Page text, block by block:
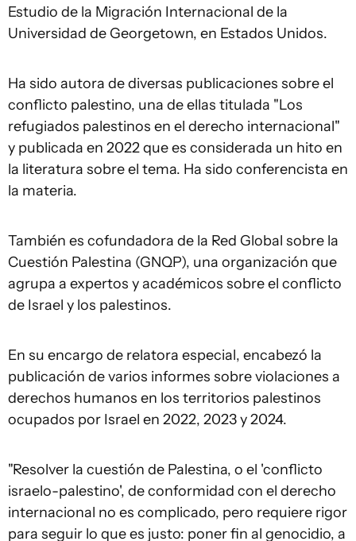
Estudio de la Migración Internacional de la
Universidad de Georgetown, en Estados Unidos.
Ha sido autora de diversas publicaciones sobre el
conflicto palestino, una de ellas titulada "Los
refugiados palestinos en el derecho internacional"
y publicada en 2022 que es considerada un hito en
la literatura sobre el tema. Ha sido conferencista en
la materia.
También es cofundadora de la Red Global sobre la
Cuestión Palestina (GNQP), una organización que
agrupa a expertos y académicos sobre el conflicto
de Israel y los palestinos.
En su encargo de relatora especial, encabezó la
publicación de varios informes sobre violaciones a
derechos humanos en los territorios palestinos
ocupados por Israel en 2022, 2023 y 2024.
"Resolver la cuestión de Palestina, o el 'conflicto
israelo-palestino', de conformidad con el derecho
internacional no es complicado, pero requiere rigor
para seguir lo que es justo: poner fin al genocidio, a